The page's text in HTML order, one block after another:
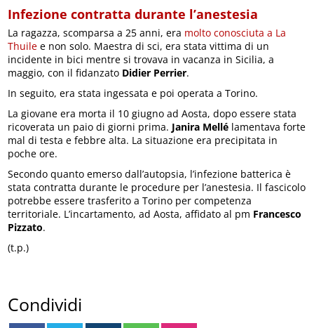
Infezione contratta durante l’anestesia
La ragazza, scomparsa a 25 anni, era molto conosciuta a La
Thuile e non solo. Maestra di sci, era stata vittima di un
incidente in bici mentre si trovava in vacanza in Sicilia, a
maggio, con il fidanzato Didier Perrier.
In seguito, era stata ingessata e poi operata a Torino.
La giovane era morta il 10 giugno ad Aosta, dopo essere stata
ricoverata un paio di giorni prima. Janira Mellé lamentava forte
mal di testa e febbre alta. La situazione era precipitata in
poche ore.
Secondo quanto emerso dall’autopsia, l’infezione batterica è
stata contratta durante le procedure per l’anestesia. Il fascicolo
potrebbe essere trasferito a Torino per competenza
territoriale. L’incartamento, ad Aosta, affidato al pm Francesco
Pizzato.
(t.p.)
Condividi